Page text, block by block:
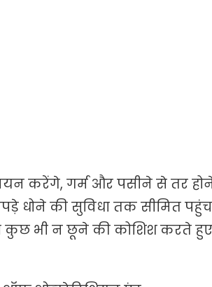
करेंगे, गर्म और पसीने से तर
धोने की सुविधा तक सीमित पहुंच
कुछ भी न छूने की कोशिश करते हुए